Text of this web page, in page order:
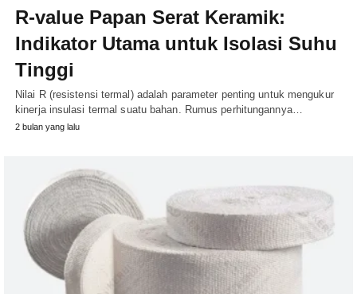
R-value Papan Serat Keramik:
Indikator Utama untuk Isolasi Suhu
Tinggi
Nilai R (resistensi termal) adalah parameter penting untuk mengukur
kinerja insulasi termal suatu bahan. Rumus perhitungannya…
2 bulan yang lalu